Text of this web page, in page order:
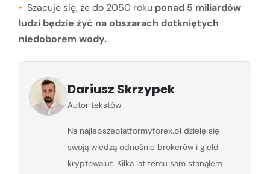
Szacuje się, że do 2050 roku ponad 5 miliardów
ludzi będzie żyć na obszarach dotkniętych
niedoborem wody.
Dariusz Skrzypek
Autor tekstów
Na najlepszeplatformyforex.pl dzielę się
swoją wiedzą odnośnie brokerów i giełd
kryptowalut. Kilka lat temu sam stanąłem